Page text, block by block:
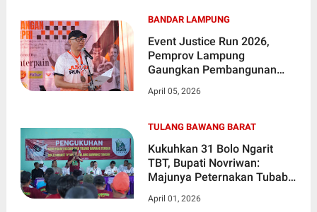
BANDAR LAMPUNG
Event Justice Run 2026,
Pemprov Lampung
Gaungkan Pembangunan
Infrastruktur
April 05, 2026
TULANG BAWANG BARAT
Kukuhkan 31 Bolo Ngarit
TBT, Bupati Novriwan:
Majunya Peternakan Tubaba
April 01, 2026